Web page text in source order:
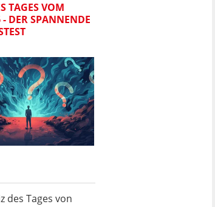
TAGES VOM
DER SPANNENDE
des Tages von